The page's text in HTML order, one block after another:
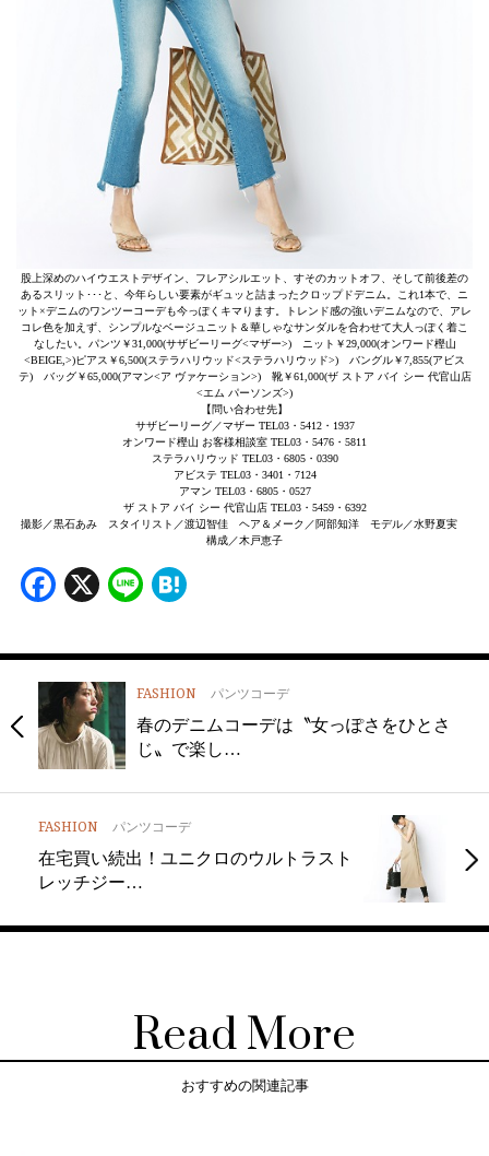
股上深めのハイウエストデザイン、フレアシルエット、すそのカットオフ、そして前後差の
あるスリット･･･と、今年らしい要素がギュッと詰まったクロップドデニム。これ1本で、ニ
ット×デニムのワンツーコーデも今っぽくキマります。トレンド感の強いデニムなので、アレ
コレ色を加えず、シンプルなベージュニット＆華しゃなサンダルを合わせて大人っぽく着こ
なしたい。パンツ￥31,000(サザビーリーグ<マザー>) ニット￥29,000(オンワード樫山
<BEIGE,>)ピアス￥6,500(ステラハリウッド<ステラハリウッド>) バングル￥7,855(アビス
テ) バッグ￥65,000(アマン<ア ヴァケーション>) 靴￥61,000(ザ ストア バイ シー 代官山店
<エム パーソンズ>)
【問い合わせ先】
サザビーリーグ／マザー TEL03・5412・1937
オンワード樫山 お客様相談室 TEL03・5476・5811
ステラハリウッド TEL03・6805・0390
アビステ TEL03・3401・7124
アマン TEL03・6805・0527
ザ ストア バイ シー 代官山店 TEL03・5459・6392
撮影／黒石あみ スタイリスト／渡辺智佳 ヘア＆メーク／阿部知洋 モデル／水野夏実
構成／木戸恵子
Facebook
X Line
FASHION パンツコーデ
春のデニムコーデは〝女っぽさをひとさ
じ〟で楽し…
FASHION パンツコーデ
在宅買い続出！ユニクロのウルトラスト
レッチジー…
Read More
おすすめの関連記事